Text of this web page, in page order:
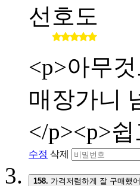
선호도
<p>아무
매장가니
</p><p>
수정 삭제
158. 가격저렴하게 잘 구매했